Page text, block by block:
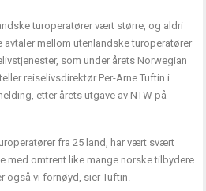
turoperatører vært større, og aldri
mellom utenlandske turoperatører
som under årets Norwegian
reiselivsdirektør Per-Arne Tuftin i
etter årets utgave av NTW på
fra 25 land, har vært svært
med omtrent like mange norske tilbydere
også vi fornøyd, sier Tuftin.